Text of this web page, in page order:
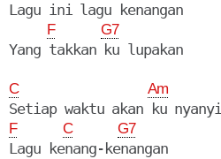
Lagu ini lagu kenangan
F G7
Yang takkan ku lupakan
C Am
F C G7
Lagu kenang-kenangan